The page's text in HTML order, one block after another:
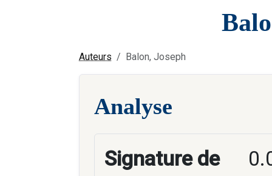
Auteurs Balon, Joseph
Analyse
Signature de